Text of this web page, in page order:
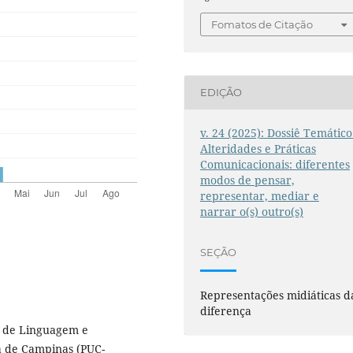
Linguagem e
Campinas (PUC-
Fomatos de Citação
EDIÇÃO
v. 24 (2025): Dossiê
Alteridades e Práticas
Comunicacionais: diferentes
modos de pensar,
representar, mediar e
narrar o(s) outro(s)
SEÇÃO
Representações midiáticas
diferença